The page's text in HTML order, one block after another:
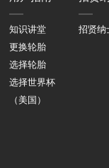
知识讲堂
更换轮胎
选择轮胎
选择世界杯
（美国）
招贤纳